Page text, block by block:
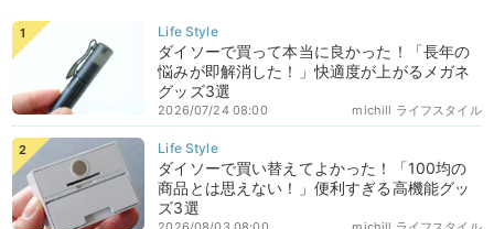
ダイソーで買って本当に良かった！「長年の
悩みが即解消した！」快適度が上がるメガネ
グッズ3選
michill ライフスタイル
2026/07/24 08:00
ダイソーで買い替えてよかった！「100均の
商品とは思えない！」便利すぎる高機能グッ
ズ3選